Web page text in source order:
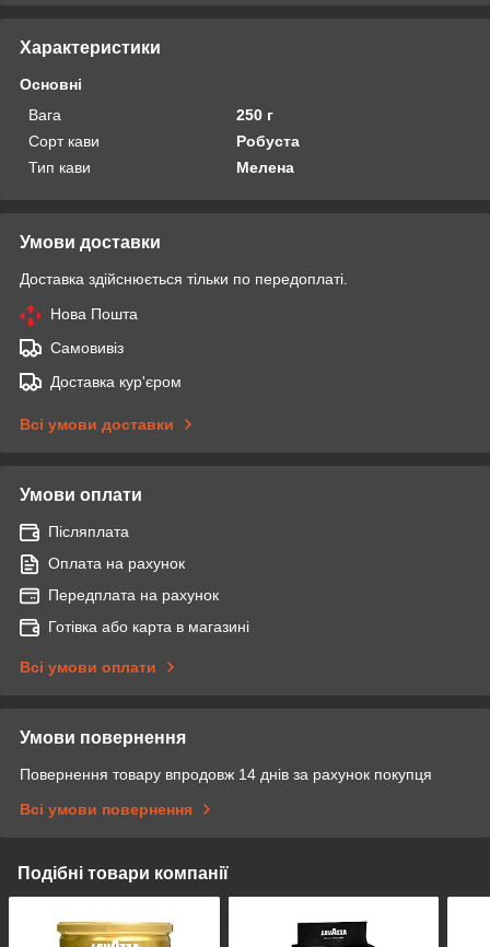
Характеристики
Основні
Вага
250 г
Сорт кави
Робуста
Тип кави
Мелена
Умови доставки
Доставка здійснюється тільки по передоплаті.
Нова Пошта
Самовивіз
Доставка кур'єром
Всі умови доставки
Умови оплати
Післяплата
Оплата на рахунок
Передплата на рахунок
Готівка або карта в магазині
Всі умови оплати
Умови повернення
Повернення товару впродовж 14 днів за рахунок покупця
Всі умови повернення
Подібні товари компанії